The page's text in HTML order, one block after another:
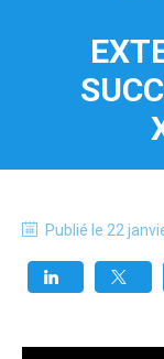
Publié le 22